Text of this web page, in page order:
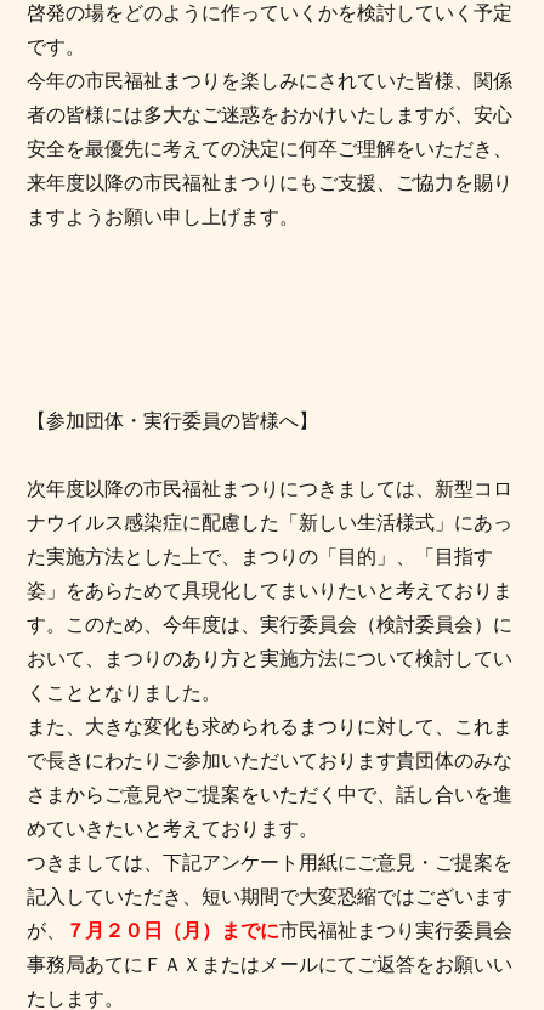
啓発の場をどのように作っていくかを検討していく予定
です。
今年の市民福祉まつりを楽しみにされていた皆様、関係
者の皆様には多大なご迷惑をおかけいたしますが、安心
安全を最優先に考えての決定に何卒ご理解をいただき、
来年度以降の市民福祉まつりにもご支援、ご協力を賜り
ますようお願い申し上げます。
【参加団体・実行委員の皆様へ】
次年度以降の市民福祉まつりにつきましては、新型コロ
ナウイルス感染症に配慮した「新しい生活様式」にあっ
た実施方法とした上で、まつりの「目的」、「目指す
姿」をあらためて具現化してまいりたいと考えておりま
す。このため、今年度は、実行委員会（検討委員会）に
おいて、まつりのあり方と実施方法について検討してい
くこととなりました。
また、大きな変化も求められるまつりに対して、これま
で長きにわたりご参加いただいております貴団体のみな
さまからご意見やご提案をいただく中で、話し合いを進
めていきたいと考えております。
つきましては、下記アンケート用紙にご意見・ご提案を
記入していただき、短い期間で大変恐縮ではございます
が、
７月２０日（月）までに市民福祉まつり実行委員会
事務局あてにＦＡＸまたはメールにてご返答をお願いい
たします。